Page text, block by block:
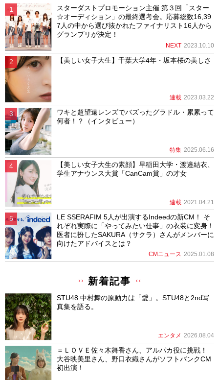
スターダストプロモーション主催 第３回「スター
☆オーディション」の最終選考会。応募総数16,39
7人の中から選び抜かれたファイナリスト16人から
グランプリが決定！
NEXT 2023.10.10
【美しい女子大生】千葉大学4年・坂本桜の美しさ
連載 2023.03.22
ワキと超望遠レンズでバズったグラドル・累累って
何者！？（インタビュー）
特集 2025.06.16
【美しい女子大生の素顔】早稲田大学・渡邉結衣、
学生アナウンス大賞「CanCam賞」の才女
連載 2021.04.21
LE SSERAFIM 5人が出演するIndeedの新CM！ そ
れぞれ実際に「やってみたい仕事」の衣装に変身！
医者に扮したSAKURA（サクラ）さんがメンバーに
向けたアドバイスとは？
CMニュース 2025.01.08
新着記事
STU48 中村舞の原動力は「愛」。STU48と2nd写
真集を語る。
エンタメ 2026.08.04
＝ＬＯＶＥ佐々木舞香さん、アルパカ役に挑戦！
大谷映美里さん、野口衣織さんがソフトバンクCM
初出演！